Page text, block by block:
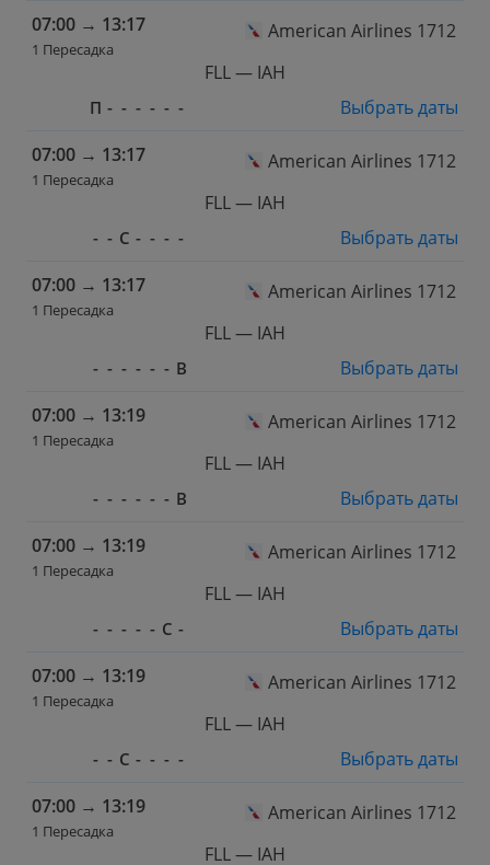
07:00 → 13:17
1 Пересадка
American Airlines 1712
FLL — IAH
П - - - - - -
Выбрать даты
07:00 → 13:17
1 Пересадка
American Airlines 1712
FLL — IAH
- - С - - - -
Выбрать даты
07:00 → 13:17
1 Пересадка
American Airlines 1712
FLL — IAH
- - - - - - В
Выбрать даты
07:00 → 13:19
1 Пересадка
American Airlines 1712
FLL — IAH
- - - - - - В
Выбрать даты
07:00 → 13:19
1 Пересадка
American Airlines 1712
FLL — IAH
- - - - - С -
Выбрать даты
07:00 → 13:19
1 Пересадка
American Airlines 1712
FLL — IAH
- - С - - - -
Выбрать даты
07:00 → 13:19
1 Пересадка
American Airlines 1712
FLL — IAH